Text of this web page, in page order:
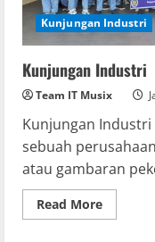
Kunjungan Industri
Kunjungan Industri
Team IT Musix
Kunjungan
sebuah
atau gambaran
Read MoreRead
more